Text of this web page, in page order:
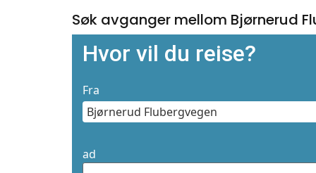
Søk avganger mellom Bjørnerud
Hvor vil du reise?
Fra
ad